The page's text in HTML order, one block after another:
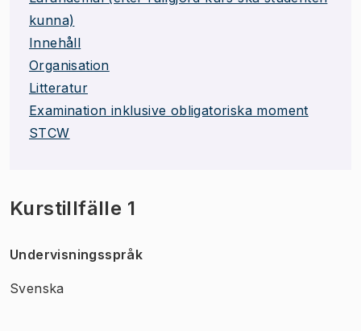
kunna)
Innehåll
Organisation
Litteratur
Examination inklusive obligatoriska moment
STCW
Kurstillfälle 1
Undervisningsspråk
Svenska